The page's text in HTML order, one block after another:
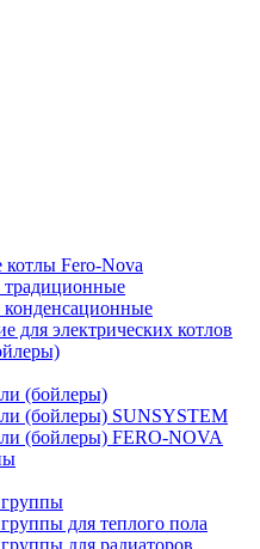
котлы Fero-Nova
традиционные
для электрических котлов
(бойлеры)
(бойлеры) SUNSYSTEM
(бойлеры) FERO-NOVA
для теплого пола
для радиаторов